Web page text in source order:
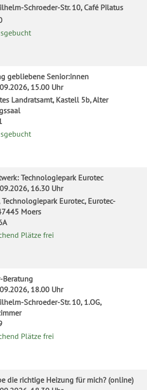
Schroeder-Str. 10, Café Pilatus
gebliebene Senior:innen
15.00 Uhr
Landratsamt, Kastell 5b, Alter
Technologiepark Eurotec
16.30 Uhr
Technologiepark Eurotec, Eurotec-
Moers
Plätze frei
Beratung
18.00 Uhr
Schroeder-Str. 10, 1.OG,
Plätze frei
die richtige Heizung für mich? (online)